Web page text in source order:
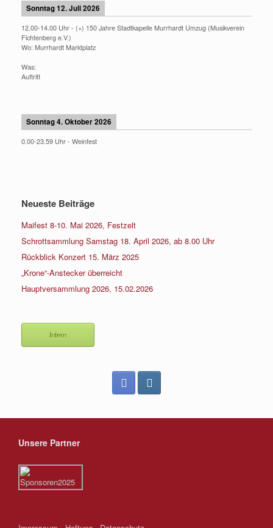
Sonntag 12. Juli 2026
12.00-14.00 Uhr - (+) 150 Jahre Stadtkapelle Murrhardt Umzug (Musikverein
Fichtenberg e.V.)
Wo: Murrhardt Marktplatz
Was:
Auftritt
Sonntag 4. Oktober 2026
0.00-23.59 Uhr - Weinfest
Neueste Beiträge
Maifest 8-10. Mai 2026, Festzelt
Schrottsammlung Samstag 18. April 2026, ab 8.00 Uhr
Rückblick Konzert 15. März 2025
„Krone“-Anstecker überreicht
Hauptversammlung 2026, 15.02.2026
Intern
Unsere Partner